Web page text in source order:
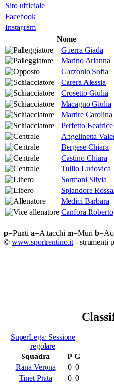
Sito ufficiale
Facebook
Instagram
Nome
Guerra Giada
Marino Arianna
Garzonio Sofia
Carera Alessia
Crosetto Giulia
Macagno Giulia
Martire Carolina
Perfetto Beatrice
Angelinetta
Bergese Chiara
Castino Chiara
Tullio Ludovica
Sormani Silvia
Spiandore
Medici Barbara
Canfora Roberto
p=Punti a=Attacchi m=Muri b
© www.sportrentino.it - strumenti
SuperLega: Sessione
regolare
Squadra
P G
Rana Verona
0 0
Tinet Prata
0 0